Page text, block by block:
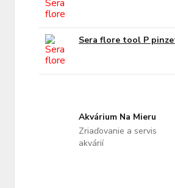
Sera flore tool P
Akvárium Na Mieru
Zriaďovanie a servis
akvárií